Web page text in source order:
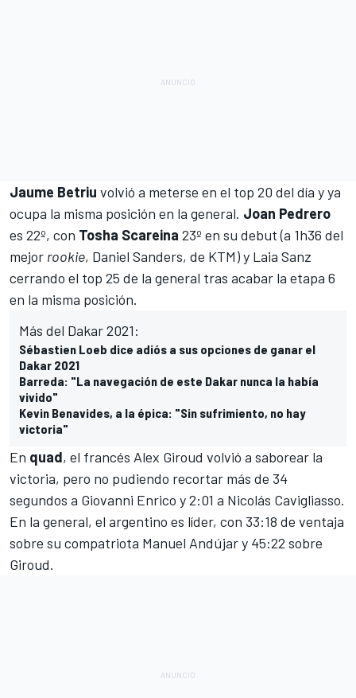
Jaume Betriu volvió a meterse en el top 20 del día y ya
ocupa la misma posición en la general. Joan Pedrero
es 22º, con Tosha Scareina 23º en su debut (a 1h36 del
mejor rookie, Daniel Sanders, de KTM) y Laia Sanz
cerrando el top 25 de la general tras acabar la etapa 6
en la misma posición.
Más del Dakar 2021:
Sébastien Loeb dice adiós a sus opciones de ganar el
Dakar 2021
Barreda: "La navegación de este Dakar nunca la había
vivido"
Kevin Benavides, a la épica: "Sin sufrimiento, no hay
victoria"
En quad, el francés Alex Giroud volvió a saborear la
victoria, pero no pudiendo recortar más de 34
segundos a Giovanni Enrico y 2:01 a Nicolás Cavigliasso.
En la general, el argentino es líder, con 33:18 de ventaja
sobre su compatriota Manuel Andújar y 45:22 sobre
Giroud.